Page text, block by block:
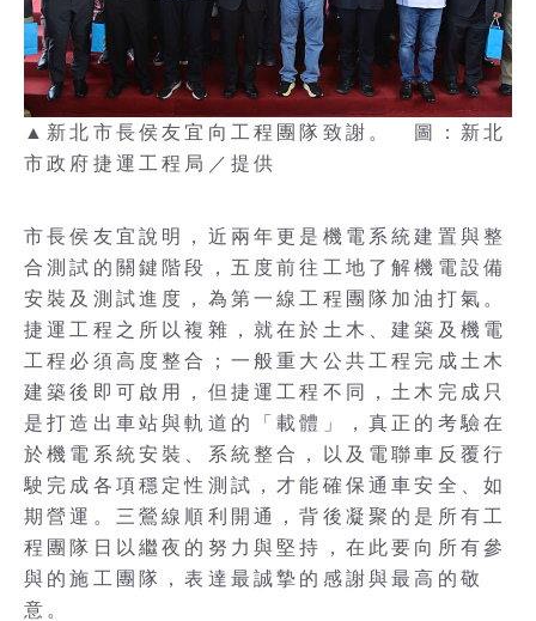
▲新北市長侯友宜向工程團隊致謝。 圖：新北
市政府捷運工程局／提供
市長侯友宜說明，近兩年更是機電系統建置與整
合測試的關鍵階段，五度前往工地了解機電設備
安裝及測試進度，為第一線工程團隊加油打氣。
捷運工程之所以複雜，就在於土木、建築及機電
工程必須高度整合；一般重大公共工程完成土木
建築後即可啟用，但捷運工程不同，土木完成只
是打造出車站與軌道的「載體」，真正的考驗在
於機電系統安裝、系統整合，以及電聯車反覆行
駛完成各項穩定性測試，才能確保通車安全、如
期營運。三鶯線順利開通，背後凝聚的是所有工
程團隊日以繼夜的努力與堅持，在此要向所有參
與的施工團隊，表達最誠摯的感謝與最高的敬
意。